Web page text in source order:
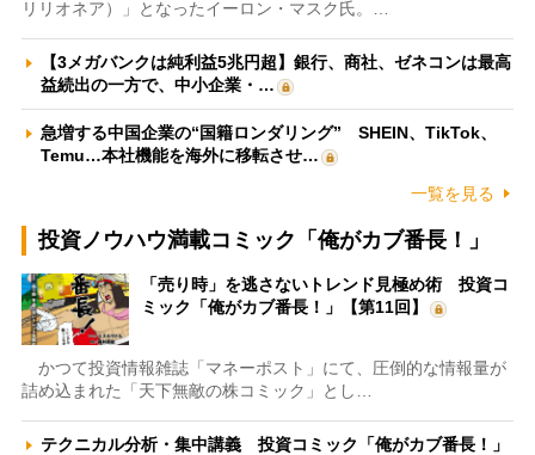
リリオネア）」となったイーロン・マスク氏。…
【3メガバンクは純利益5兆円超】銀行、商社、ゼネコンは最高
益続出の一方で、中小企業・…
急増する中国企業の“国籍ロンダリング” SHEIN、TikTok、
Temu…本社機能を海外に移転させ…
一覧を見る
投資ノウハウ満載コミック「俺がカブ番長！」
「売り時」を逃さないトレンド見極め術 投資コ
ミック「俺がカブ番長！」【第11回】
かつて投資情報雑誌「マネーポスト」にて、圧倒的な情報量が
詰め込まれた「天下無敵の株コミック」とし…
テクニカル分析・集中講義 投資コミック「俺がカブ番長！」